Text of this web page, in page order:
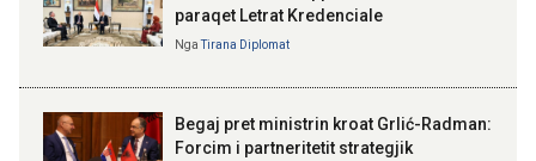
Kosovë!
paraqet Letrat Kredenciale
NgaTirana Diplomat
Begaj pret ministrin kroat Grlić-Radman:
Forcim i partneritetit strategjik